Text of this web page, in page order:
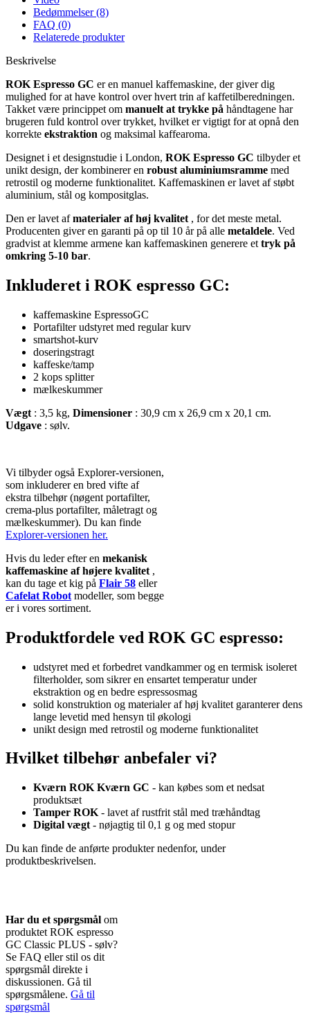
Bedømmelser (8)
FAQ (0)
Relaterede produkter
Beskrivelse
ROK Espresso GC er en manuel kaffemaskine, der giver dig
mulighed for at have kontrol over hvert trin af kaffetilberedningen.
Takket være princippet om manuelt at trykke på håndtagene har
brugeren fuld kontrol over trykket, hvilket er vigtigt for at opnå den
korrekte ekstraktion og maksimal kaffearoma.
Designet i et designstudie i London, ROK Espresso GC tilbyder et
unikt design, der kombinerer en robust aluminiumsramme med
retrostil og moderne funktionalitet. Kaffemaskinen er lavet af støbt
aluminium, stål og kompositglas.
Den er lavet afmaterialer af høj kvalitet , for det meste metal.
Producenten giver en garanti på op til 10 år på alle metaldele. Ved
gradvist at klemme armene kan kaffemaskinen generere et tryk på
omkring 5-10 bar.
Inkluderet i ROK espresso GC:
kaffemaskine EspressoGC
Portafilter udstyret med regular kurv
smartshot-kurv
doseringstragt
kaffeske/tamp
2 kops splitter
mælkeskummer
Vægt : 3,5 kg, Dimensioner : 30,9 cm x 26,9 cm x 20,1 cm.
Udgave : sølv.
Vi tilbyder også Explorer-versionen,
som inkluderer en bred vifte af
ekstra tilbehør (nøgent portafilter,
crema-plus portafilter, måletragt og
mælkeskummer). Du kan finde
Explorer-versionen her.
Hvis du leder efter en mekanisk
kaffemaskine af højere kvalitet ,
kan du tage et kig på Flair 58 eller
Cafelat Robot modeller, som begge
er i vores sortiment.
Produktfordele ved ROK GC espresso:
udstyret med et forbedret vandkammer og en termisk isoleret
filterholder, som sikrer en ensartet temperatur under
ekstraktion og en bedre espressosmag
solid konstruktion og materialer af høj kvalitet garanterer dens
lange levetid med hensyn til økologi
unikt design med retrostil og moderne funktionalitet
Hvilket tilbehør anbefaler vi?
Kværn ROK Kværn GC - kan købes som et nedsat
produktsæt
Tamper ROK - lavet af rustfrit stål med træhåndtag
Digital vægt - nøjagtig til 0,1 g og med stopur
Du kan finde de anførte produkter nedenfor, under
produktbeskrivelsen.
Har du et spørgsmål om
produktet ROK espresso
GC Classic PLUS - sølv?
Se FAQ eller stil os dit
spørgsmål direkte i
diskussionen. Gå til
spørgsmålene. Gå til
spørgsmål